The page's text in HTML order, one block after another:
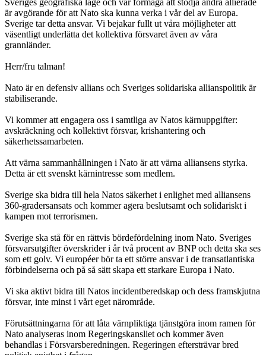
Sveriges geografiska läge och vår förmåga att stödja andra allierade
är avgörande för att Nato ska kunna verka i vår del av Europa.
Sverige tar detta ansvar. Vi bejakar fullt ut våra möjligheter att
väsentligt underlätta det kollektiva försvaret även av våra
grannländer.
Herr/fru talman!
Nato är en defensiv allians och Sveriges solidariska allianspolitik är
stabiliserande.
Vi kommer att engagera oss i samtliga av Natos kärnuppgifter:
avskräckning och kollektivt försvar, krishantering och
säkerhetssamarbeten.
Att värna sammanhållningen i Nato är att värna alliansens styrka.
Detta är ett svenskt kärnintresse som medlem.
Sverige ska bidra till hela Natos säkerhet i enlighet med alliansens
360-gradersansats och kommer agera beslutsamt och solidariskt i
kampen mot terrorismen.
Sverige ska stå för en rättvis bördefördelning inom Nato. Sveriges
försvarsutgifter överskrider i år två procent av BNP och detta ska ses
som ett golv. Vi européer bör ta ett större ansvar i de transatlantiska
förbindelserna och på så sätt skapa ett starkare Europa i Nato.
Vi ska aktivt bidra till Natos incidentberedskap och dess framskjutna
försvar, inte minst i vårt eget närområde.
Förutsättningarna för att låta värnpliktiga tjänstgöra inom ramen för
Nato analyseras inom Regeringskansliet och kommer även
behandlas i Försvarsberedningen. Regeringen eftersträvar bred